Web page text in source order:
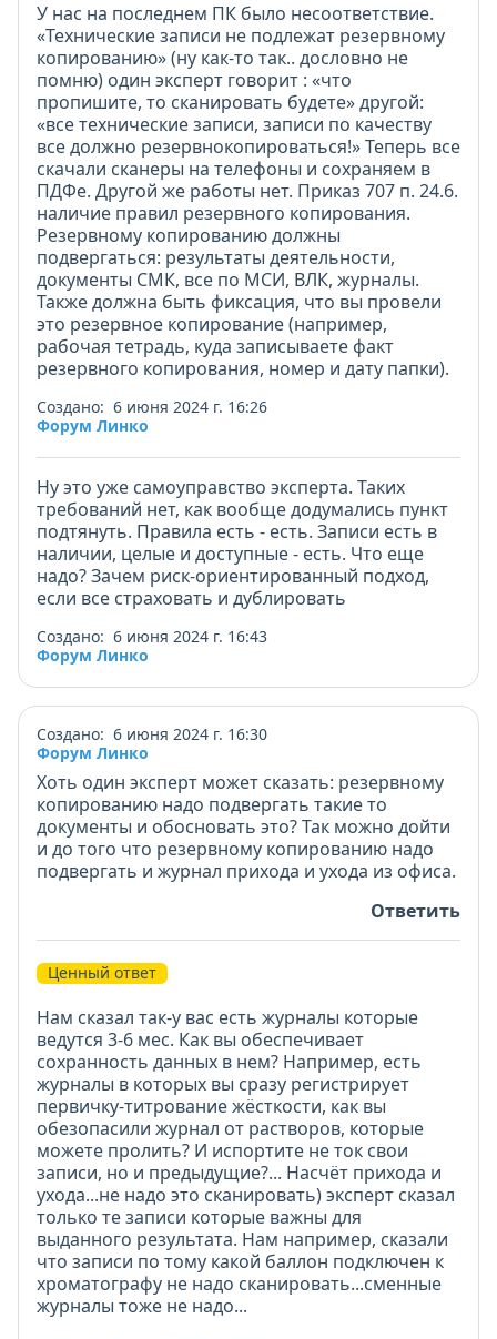
У нас на последнем ПК было несоответствие.
«Технические записи не подлежат резервному
копированию» (ну как-то так.. дословно не
помню) один эксперт говорит : «что
пропишите, то сканировать будете» другой:
«все технические записи, записи по качеству
все должно резервнокопироваться!» Теперь все
скачали сканеры на телефоны и сохраняем в
ПДФе. Другой же работы нет. Приказ 707 п. 24.6.
наличие правил резервного копирования.
Резервному копированию должны
подвергаться: результаты деятельности,
документы СМК, все по МСИ, ВЛК, журналы.
Также должна быть фиксация, что вы провели
это резервное копирование (например,
рабочая тетрадь, куда записываете факт
резервного копирования, номер и дату папки).
Создано: 6 июня 2024 г. 16:26
Форум Линко
Ну это уже самоуправство эксперта. Таких
требований нет, как вообще додумались пункт
подтянуть. Правила есть - есть. Записи есть в
наличии, целые и доступные - есть. Что еще
надо? Зачем риск-ориентированный подход,
если все страховать и дублировать
Создано: 6 июня 2024 г. 16:43
Форум Линко
Создано: 6 июня 2024 г. 16:30
Форум Линко
Хоть один эксперт может сказать: резервному
копированию надо подвергать такие то
документы и обосновать это? Так можно дойти
и до того что резервному копированию надо
подвергать и журнал прихода и ухода из офиса.
Ответить
Ценный ответ
Нам сказал так-у вас есть журналы которые
ведутся 3-6 мес. Как вы обеспечивает
сохранность данных в нем? Например, есть
журналы в которых вы сразу регистрирует
первичку-титрование жёсткости, как вы
обезопасили журнал от растворов, которые
можете пролить? И испортите не ток свои
записи, но и предыдущие?... Насчёт прихода и
ухода...не надо это сканировать) эксперт сказал
только те записи которые важны для
выданного результата. Нам например, сказали
что записи по тому какой баллон подключен к
хроматографу не надо сканировать...сменные
журналы тоже не надо...